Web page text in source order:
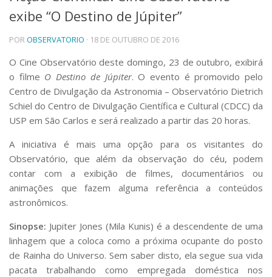
Telefones e Mapas
Pessoas
Ensino
Graduação
Pós-Graduação
Educação a distância
Cursos de Extensão
Pesquisa e Inovação
Centros, Núcleos e Projetos em Rede
Pós-doutorado
Iniciação Científica
Transferência de Tecnologia
Empresas Juniores
Projetos, Programas e Cursos
Artes, Cultura e Esportes
Museus e Espaços Interativos
exibe “O Destino de Júpiter”
POROBSERVATORIO · 18 DE OUTUBRO DE 2016
O Cine Observatório deste domingo, 23 de outubro, exibirá
o filme O Destino de Júpiter. O evento é promovido pelo
Centro de Divulgação da Astronomia – Observatório Dietrich
Schiel do Centro de Divulgação Científica e Cultural (CDCC) da
USP em São Carlos e será realizado a partir das 20 horas.
A iniciativa é mais uma opção para os visitantes do
Observatório, que além da observação do céu, podem
contar com a exibição de filmes, documentários ou
animações que fazem alguma referência a conteúdos
astronômicos.
Sinopse: Jupiter Jones (Mila Kunis) é a descendente de uma
linhagem que a coloca como a próxima ocupante do posto
de Rainha do Universo. Sem saber disto, ela segue sua vida
pacata trabalhando como empregada doméstica nos